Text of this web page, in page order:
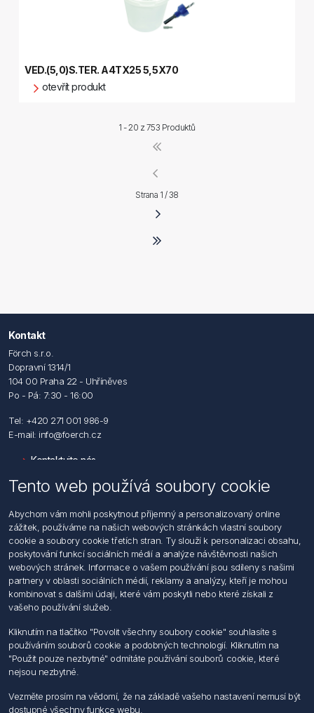
VED.(5,0)S.TER. A4TX25 5,5X70
otevřít produkt
1 - 20 z753 Produktů
Strana 1 / 38
Kontakt
Förch s.r.o.
Dopravní 1314/1
104 00 Praha 22 - Uhříněves
Po - Pá: 7:30 - 16:00
Tel: +420 271 001 986-9
E-mail: info@foerch.cz
Kontaktujte nás
Hledat
Dodržování předpisů
Zásady zpracování osobních údajů fyzických osob
Podmínky zasílání elektronických dokumentu
Všeobecné dodací a obchodní podmínky
Informace o nakládaní s elektroodpadem
Můj účet
Můj účet
Objednávky
Adresy
Tento web používá soubory cookie
Abychom vám mohli poskytnout příjemný a personalizovaný online
zážitek, používáme na našich webových stránkách vlastní soubory
cookie a soubory cookie třetích stran. Ty slouží k personalizaci obsahu,
poskytování funkcí sociálních médií a analýze návštěvnosti našich
webových stránek. Informace o vašem používání jsou sdíleny s našimi
partnery v oblasti sociálních médií, reklamy a analýzy, kteří je mohou
kombinovat s dalšími údaji, které vám poskytli nebo které získali z
vašeho používání služeb.
Kliknutím na tlačítko "Povolit všechny soubory cookie" souhlasíte s
používáním souborů cookie a podobných technologií. Kliknutím na
"Použit pouze nezbytné" odmítáte používání souborů cookie, které
nejsou nezbytné.
Vezměte prosím na vědomí, že na základě vašeho nastavení nemusí být
dostupné všechny funkce webu.